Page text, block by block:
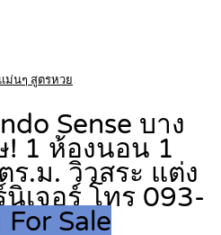
ม่นๆ สูตรหวย
Sense บาง
! 1 ห้องนอน 1
.ม. วิวสระ แต่ง
เจอร์ โทร 093-
Sale